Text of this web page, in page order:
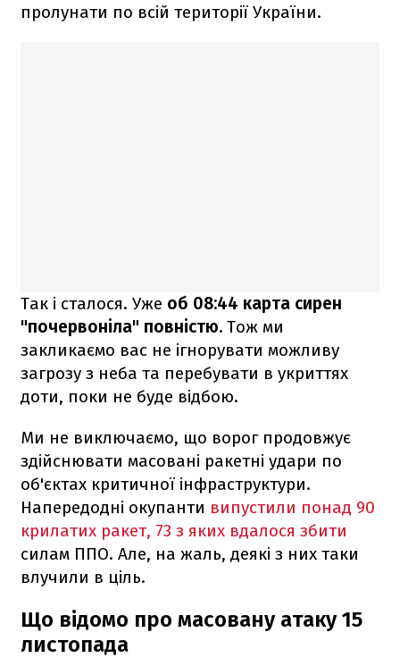
пролунати по всій території України.
Так і сталося. Уже об 08:44 карта сирен
"почервоніла" повністю. Тож ми
закликаємо вас не ігнорувати можливу
загрозу з неба та перебувати в укриттях
доти, поки не буде відбою.
Ми не виключаємо, що ворог продовжує
здійснювати масовані ракетні удари по
об'єктах критичної інфраструктури.
Напередодні окупанти випустили понад 90
крилатих ракет, 73 з яких вдалося збити
силам ППО. Але, на жаль, деякі з них таки
влучили в ціль.
Що відомо про масовану атаку 15
листопада